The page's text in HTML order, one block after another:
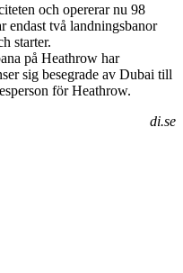
och opererar nu 98
endast två landningsbanor
starter.
på Heathrow har
sig besegrade av Dubai till
för Heathrow.
di.se